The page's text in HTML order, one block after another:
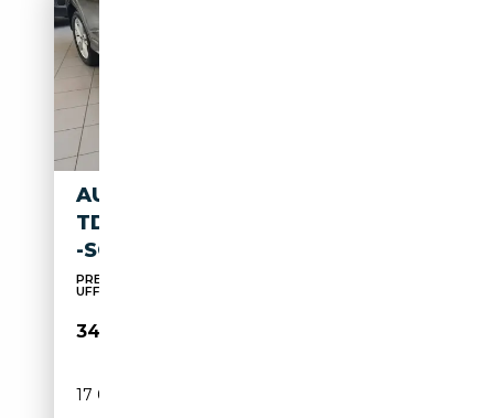
AUDI Q3 SPORTBACK 35 2.0
TDI S LINE EDITION S-TRONIC
-SOLO 17000 KM!!
PREZZO TRA I PRIMI IN ITALIA,OCCASIONE,KM
UFFICIAL...
34 900€
17 000 km